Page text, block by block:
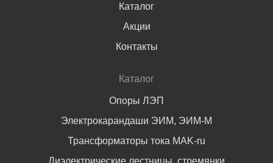
Каталог
Акции
Контакты
Каталог
Опоры ЛЭП
Электрокарандаши ЭИМ, ЭИМ-М
Трансформаторы тока MAK-ru